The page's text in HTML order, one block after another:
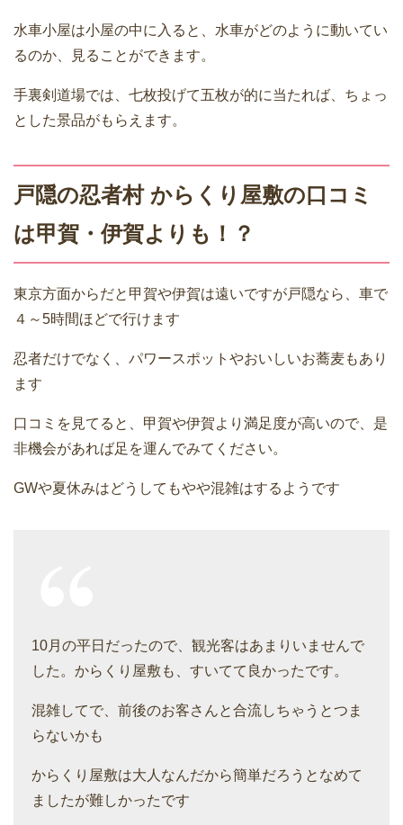
水車小屋は小屋の中に入ると、水車がどのように動いてい
るのか、見ることができます。
手裏剣道場では、七枚投げて五枚が的に当たれば、ちょっ
とした景品がもらえます。
戸隠の忍者村 からくり屋敷の口コミ
は甲賀・伊賀よりも！？
東京方面からだと甲賀や伊賀は遠いですが戸隠なら、車で
４～5時間ほどで行けます
忍者だけでなく、パワースポットやおいしいお蕎麦もあり
ます
口コミを見てると、甲賀や伊賀より満足度が高いので、是
非機会があれば足を運んでみてください。
GWや夏休みはどうしてもやや混雑はするようです
10月の平日だったので、観光客はあまりいませんで
した。からくり屋敷も、すいてて良かったです。
混雑してで、前後のお客さんと合流しちゃうとつま
らないかも
からくり屋敷は大人なんだから簡単だろうとなめて
ましたが難しかったです